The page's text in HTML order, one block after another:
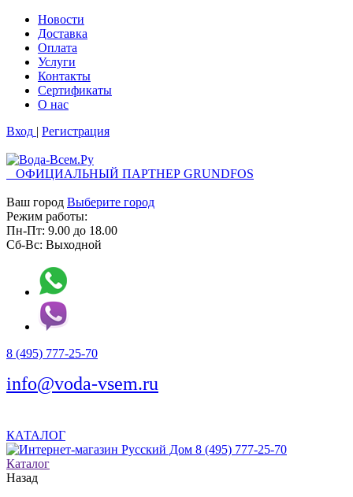
Новости
Доставка
Оплата
Услуги
Контакты
Cертификаты
О нас
Вход | Регистрация
ОФИЦИАЛЬНЫЙ ПАРТНЕР GRUNDFOS
Ваш город Выберите город
Режим работы:
Пн-Пт: 9.00 до 18.00
Сб-Вс: Выходной
8 (495) 777-25-70
info@voda-vsem.ru
КАТАЛОГ
8 (495) 777-25-70
Каталог
Назад